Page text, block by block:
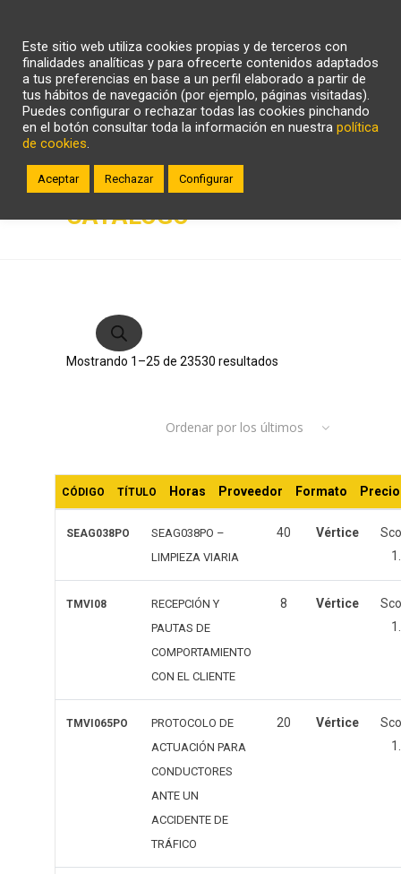
ZONA CLIENTE
CATÁLOGO
productos
Mostrando 1–25 de 23530 resultados
últimos
Ordenar por los últimos
CÓDIGO TÍTULO Horas Proveedor Formato Precio
SEAG038PO
SEAG038PO –
LIMPIEZA VIARIA
40 Vértice
TMVI08
RECEPCIÓN Y
PAUTAS DE
COMPORTAMIENTO
CON EL CLIENTE
8 Vértice
TMVI065PO
PROTOCOLO DE
ACTUACIÓN PARA
CONDUCTORES
ANTE UN
ACCIDENTE DE
TRÁFICO
20 Vértice
Este sitio web utiliza cookies propias y de terceros con
finalidades analíticas y para ofrecerte contenidos adaptados
a tus preferencias en base a un perfil elaborado a partir de
tus hábitos de navegación (por ejemplo, páginas visitadas).
Puedes configurar o rechazar todas las cookies pinchando
en el botón consultar toda la información en nuestra política
de cookies.
Aceptar Rechazar Configurar